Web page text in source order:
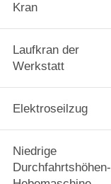
Kran
Laufkran der
Werkstatt
Elektroseilzug
Niedrige
Durchfahrtshöhen-